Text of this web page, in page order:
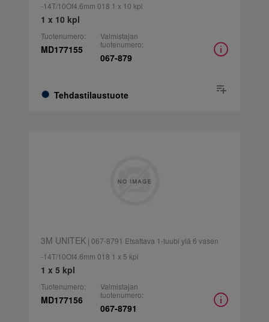
-14T/10Of4.6mm 018 1 x 10 kpl
1 x 10 kpl
Tuotenumero:
MD177155
Tehdastilaustuote
Valmistajan
tuotenumero:
067-879
3M UNITEK| 067-8791 Etsattava 1-tuubi ylä 6 vasen
-14T/10Of4.6mm 018 1 x 5 kpl
1 x 5 kpl
Tuotenumero:
MD177156
Valmistajan
tuotenumero:
067-8791